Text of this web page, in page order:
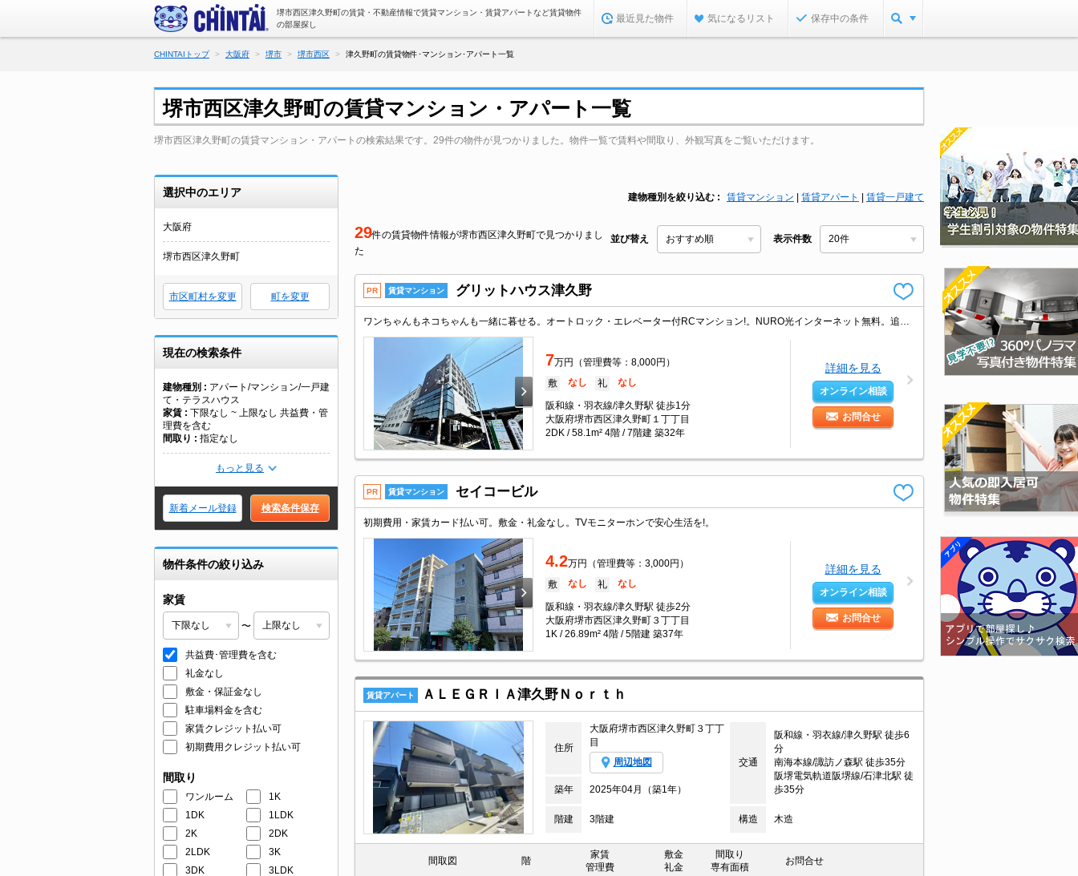
堺市西区津久野町の賃貸・不動産情報で賃貸マンション・賃貸アパートなど賃貸物件
の部屋探し
最近見た物件 気になるリスト 保存中の条件
CHINTAIトップ 大阪府 堺市 堺市西区 津久野町の賃貸物件･マンション･アパート一覧
堺市西区津久野町の賃貸マンション・アパート一覧
堺市西区津久野町の賃貸マンション・アパートの検索結果です。29件の物件が見つかりました。物件一覧で賃料や間取り、外観写真をご覧いただけます。
選択中のエリア
大阪府
堺市西区津久野町
市区町村を変更 町を変更
現在の検索条件
建物種別
アパート/マンション/一戸建
て・テラスハウス
家賃
下限なし ~ 上限なし 共益費・管
理費を含む
間取り
指定なし
もっと見る
新着メール登録 検索条件保存
物件条件の絞り込み
家賃
〜
共益費･管理費を含む
礼金なし
敷金・保証金なし
駐車場料金を含む
家賃クレジット払い可
初期費用クレジット払い可
間取り
ワンルーム
1K
1DK
1LDK
2K
2DK
2LDK
3K
3DK
3LDK
建物種別を絞り込む 賃貸マンション 賃貸アパート 賃貸一戸建て
29件の賃貸物件情報が堺市西区津久野町で見つかりまし
た
並び替え 表示件数
PR 賃貸マンション グリットハウス津久野
7万円（管理費等：8,000円）
敷 なし 礼 なし
阪和線・羽衣線/津久野駅 徒歩1分
大阪府堺市西区津久野町１丁丁目
2DK / 58.1m² 4階 / 7階建 築32年
詳細を見る
オンライン相談
お問合せ
PR 賃貸マンション セイコービル
初期費用・家賃カード払い可。敷金・礼金なし。TVモニターホンで安心生活を!。
4.2万円（管理費等：3,000円）
敷 なし 礼 なし
阪和線・羽衣線/津久野駅 徒歩2分
大阪府堺市西区津久野町３丁丁目
1K / 26.89m² 4階 / 5階建 築37年
詳細を見る
オンライン相談
お問合せ
賃貸アパート ＡＬＥＧＲＩＡ津久野Ｎｏｒｔｈ
住所
大阪府堺市西区津久野町３丁丁
目
周辺地図 交通
阪和線・羽衣線/津久野駅 徒歩6
分
南海本線/諏訪ノ森駅 徒歩35分
阪堺電気軌道阪堺線/石津北駅 徒
歩35分
築年 2025年04月（築1年）
階建 3階建 構造 木造
間取図 階
家賃
管理費
敷金
礼金
間取り
専有面積
お問合せ